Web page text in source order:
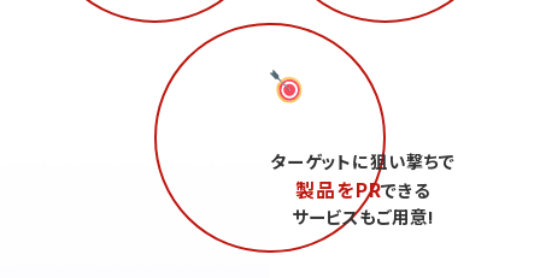
ターゲットに狙い撃ちで
製品をPRできる
サービスもご用意!